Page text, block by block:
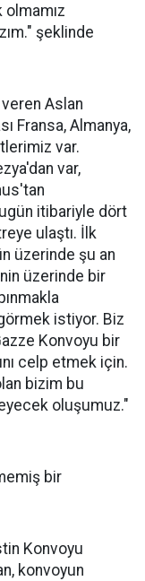
olmamız
şeklinde
veren Aslan
Fransa, Almanya,
var.
var,
itibariyle dört
ulaştı. İlk
üzerinde şu an
üzerinde bir
istiyor. Biz
Konvoyu bir
celp etmek için.
bizim bu
oluşumuz."
bir
Konvoyu
konvoyun